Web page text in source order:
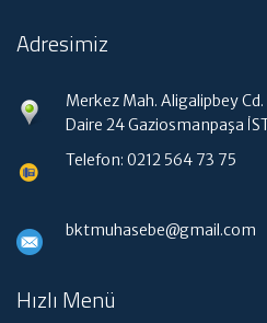
Adresimiz
Merkez Mah. Aligalipbey
Daire 24 Gaziosmanpaşa
Telefon: 0212 564 73 75
bktmuhasebe@gmail.com
Hızlı Menü